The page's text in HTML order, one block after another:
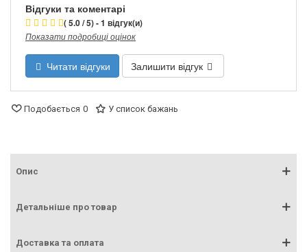
Відгуки та коментарі
( 5.0 / 5) - 1 відгук(и)
Показати подробиці оцінок
Читати відгуки Залишити відгук
Подобається 0 У список бажань
Опис
Детальніше про товар
Доставка та оплата